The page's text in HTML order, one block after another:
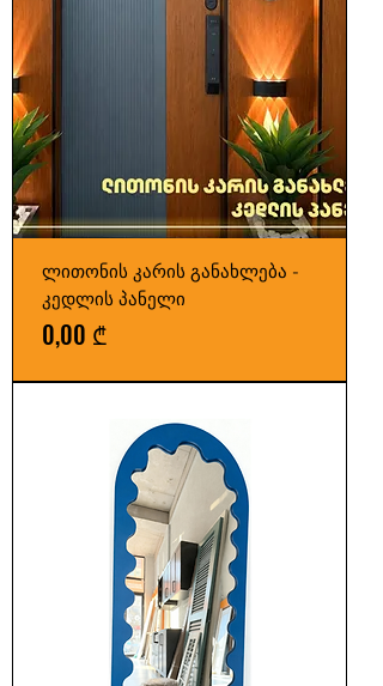
ლითონის კარის განახლება -
კედლის პანელი
Price
0,00 ₾